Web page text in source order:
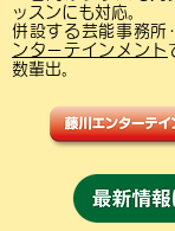
ッスンにも対応｡
併設する芸能事務所
ンターテインメント
数輩出｡